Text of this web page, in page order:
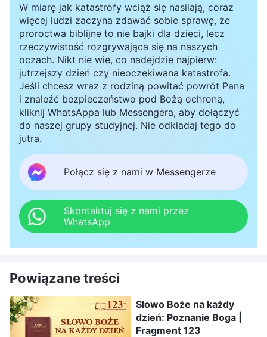
W miarę jak katastrofy wciąż się nasilają, coraz
więcej ludzi zaczyna zdawać sobie sprawę, że
proroctwa biblijne to nie bajki dla dzieci, lecz
rzeczywistość rozgrywająca się na naszych
oczach. Nikt nie wie, co nadejdzie najpierw:
jutrzejszy dzień czy nieoczekiwana katastrofa.
Jeśli chcesz wraz z rodziną powitać powrót Pana
i znaleźć bezpieczeństwo pod Bożą ochroną,
kliknij WhatsAppa lub Messengera, aby dołączyć
do naszej grupy studyjnej. Nie odkładaj tego do
jutra.
Połącz się z nami w Messengerze
Skontaktuj się z nami przez
WhatsApp
Powiązane treści
Słowo Boże na każdy
dzień: Poznanie Boga |
Fragment 123